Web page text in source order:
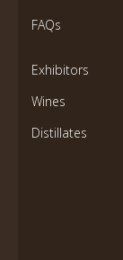
FAQs
Exhibitors
Wines
Distillates